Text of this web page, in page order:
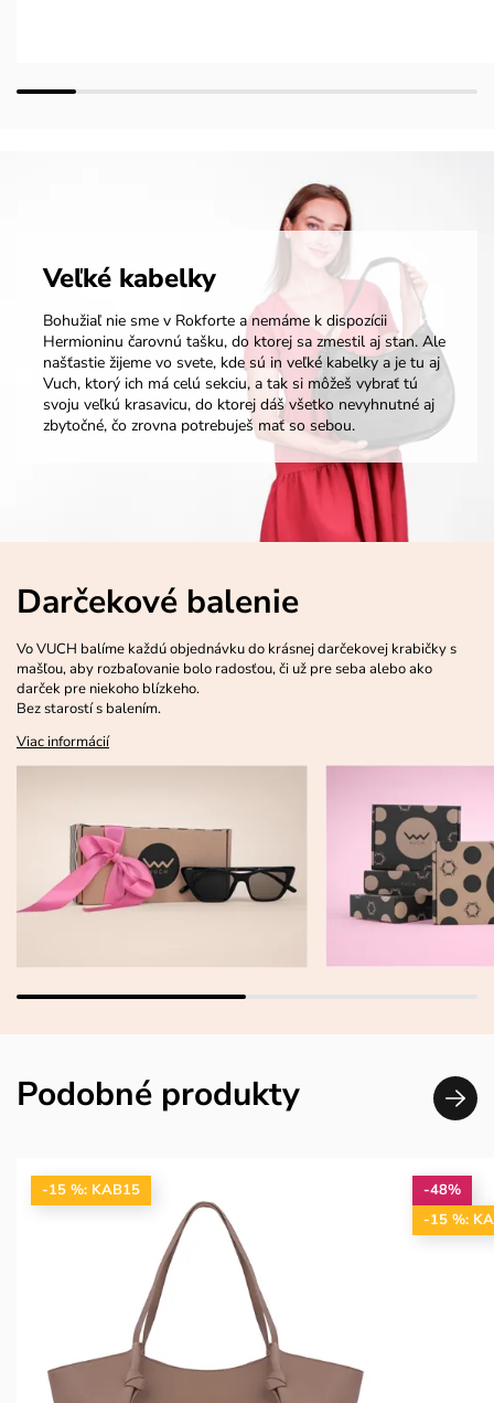
Veľké kabelky
Bohužiaľ nie sme v Rokforte a nemáme k dispozícii
Hermioninu čarovnú tašku, do ktorej sa zmestil aj stan. Ale
našťastie žijeme vo svete, kde sú in veľké kabelky a je tu aj
Vuch, ktorý ich má celú sekciu, a tak si môžeš vybrať tú
svoju veľkú krasavicu, do ktorej dáš všetko nevyhnutné aj
zbytočné, čo zrovna potrebuješ mať so sebou.
Darčekové balenie
Vo VUCH balíme každú objednávku do krásnej darčekovej krabičky s
mašľou, aby rozbaľovanie bolo radosťou, či už pre seba alebo ako
darček pre niekoho blízkeho.
Bez starostí s balením.
Viac informácií
Podobné produkty
-15 %: KAB15
-48%
-15 %: